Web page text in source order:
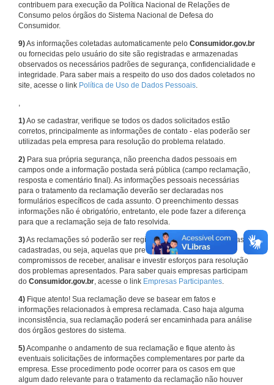
contribuem para execução da Política Nacional de Relações de
Consumo pelos órgãos do Sistema Nacional de Defesa do
Consumidor.
9)As informações coletadas automaticamente pelo Consumidor.gov.br
ou fornecidas pelo usuário do site são registradas e armazenadas
observados os necessários padrões de segurança, confidencialidade e
integridade. Para saber mais a respeito do uso dos dados coletados no
site, acesse o link Política de Uso de Dados Pessoais.
,
1)Ao se cadastrar, verifique se todos os dados solicitados estão
corretos, principalmente as informações de contato - elas poderão ser
utilizadas pela empresa para resolução do problema relatado.
2) Para sua própria segurança, não preencha dados pessoais em
campos onde a informação postada será pública (campo reclamação,
resposta e comentário final). As informações pessoais necessárias
para o tratamento da reclamação deverão ser declaradas nos
formulários específicos de cada assunto. O preenchimento dessas
informações não é obrigatório, entretanto, ele pode fazer a diferença
para que a reclamação seja de fato resolvida.
3)As reclamações só poderão ser registradas em face de empresas
cadastradas, ou seja, aquelas que previamente assumiram
compromissos de receber, analisar e investir esforços para resolução
dos problemas apresentados. Para saber quais empresas participam
do Consumidor.gov.br, acesse o link Empresas Participantes.
4) Fique atento! Sua reclamação deve se basear em fatos e
informações relacionados à empresa reclamada. Caso haja alguma
inconsistência, sua reclamação poderá ser encaminhada para análise
dos órgãos gestores do sistema.
5)Acompanhe o andamento de sua reclamação e fique atento às
eventuais solicitações de informações complementares por parte da
empresa. Esse procedimento pode ocorrer para os casos em que
algum dado relevante para o tratamento da reclamação não houver